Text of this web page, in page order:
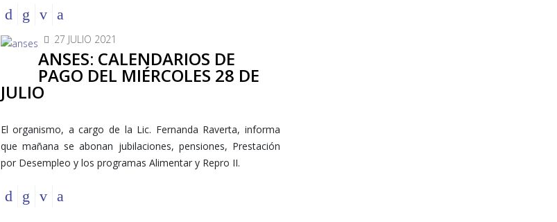
27 JULIO 2021
ANSES: CALENDARIOS DE
PAGO DEL MIÉRCOLES 28 DE
JULIO
El organismo, a cargo de la Lic. Fernanda Raverta, informa
que mañana se abonan jubilaciones, pensiones, Prestación
por Desempleo y los programas Alimentar y Repro II.